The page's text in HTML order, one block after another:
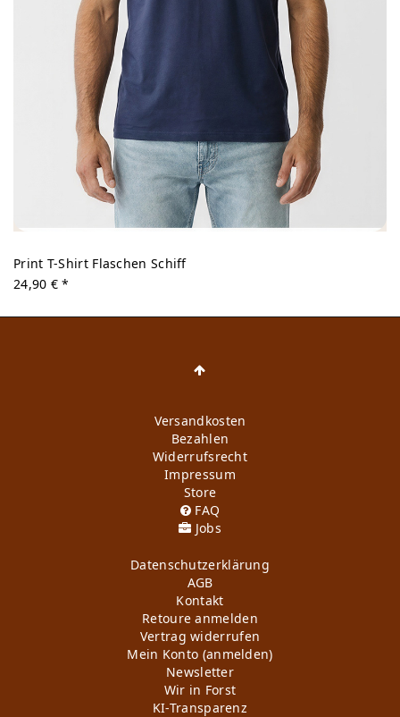
Print T-Shirt Flaschen Schiff
24,90 € *
Versandkosten
Bezahlen
Widerrufs­recht
Impressum
Store
FAQ
Jobs
Daten­schutz­erklärung
AGB
Kontakt
Retoure anmelden
Vertrag widerrufen
Mein Konto (anmelden)
Newsletter
Wir in Forst
KI-Transparenz